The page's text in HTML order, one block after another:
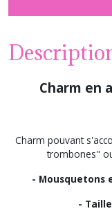
Charm en
Charm pouvant
trombones"
- Mousquetons
-